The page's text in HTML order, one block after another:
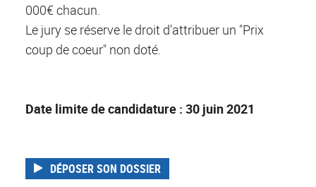
000€ chacun.
Le jury se réserve le droit d'attribuer un "Prix
coup de coeur" non doté.
Date limite de candidature : 30 juin 2021
DÉPOSER SON DOSSIER